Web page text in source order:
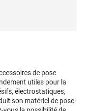
de pose
utiles pour la
électrostatiques,
son matériel de pose